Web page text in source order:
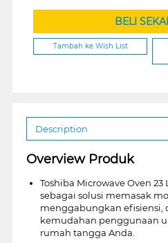
BELI
Tambah ke Wish List
Description
Overview Produk
Toshiba Microwave Oven 23
sebagai solusi memasak
menggabungkan efisiensi,
kemudahan penggunaan
rumah tangga Anda.